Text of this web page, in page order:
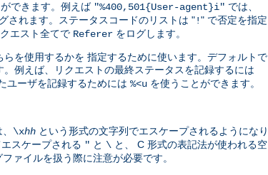
できます。例えば "%400,501{User-agent}i" では、
されます。ステータスコードのリストは "!" で否定を指定
クエスト全てで Referer をログします。
を使用するかを 指定するために使います。デフォルトで
例えば、リクエストの最終ステータスを記録するには
ユーザを記録するためには %<u を使うことができます。
\xhh という形式の文字列でエスケープされるようになり
スケープされる " と \ と、 C 形式の表記法が使われる空
ァイルを扱う際に注意が必要です。